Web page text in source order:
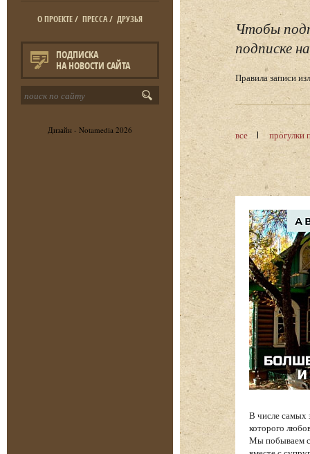
О ПРОЕКТЕ/ ПРЕССА/ ДРУЗЬЯ
ПОДПИСКА
НА НОВОСТИ САЙТА
Дизайн - Notamedia 2026
Чтобы
подписке
Правила записи
все прогулки
В числе самых
которого
Мы побываем с